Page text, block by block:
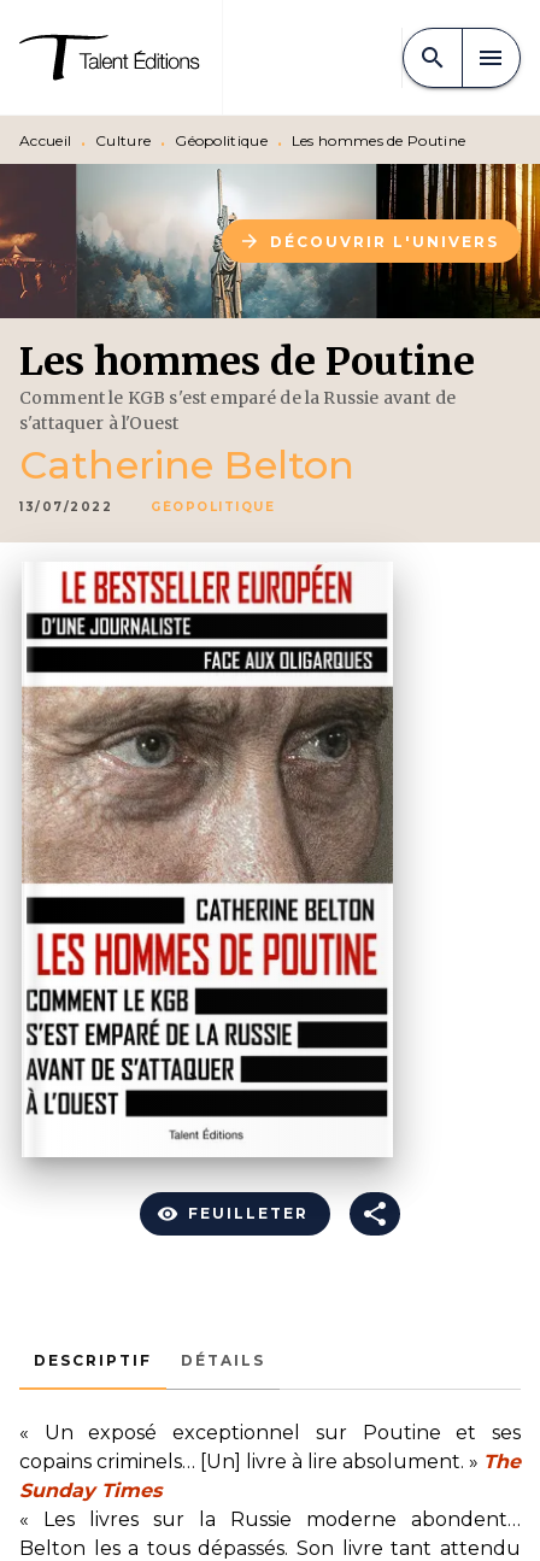
MENU CONTENU
PIED DE PAGE
search menu
Accueil • Culture • Géopolitique • Les hommes de Poutine
arrow_forward DÉCOUVRIR L'UNIVERS
Les hommes de Poutine
Comment le KGB s'est emparé de la Russie avant de
s'attaquer à l'Ouest
Catherine Belton
13/07/2022 GÉOPOLITIQUE
visibility FEUILLETER
DESCRIPTIF DÉTAILS
« Un exposé exceptionnel sur Poutine et ses
copains criminels… [Un] livre à lire absolument. » The
Sunday Times
« Les livres sur la Russie moderne abondent…
Belton les a tous dépassés. Son livre tant attendu